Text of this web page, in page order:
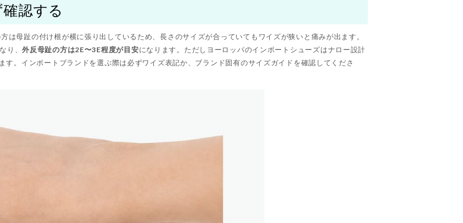
認する
母趾の付け根が横に張り出しているため、長さのサイズが合っていてもワイズが狭いと痛みが出ます。
り、外反母趾の方は2E〜3E程度が目安になります。ただしヨーロッパのインポートシューズはナロー設計
。インポートブランドを選ぶ際は必ずワイズ表記か、ブランド固有のサイズガイドを確認してくださ